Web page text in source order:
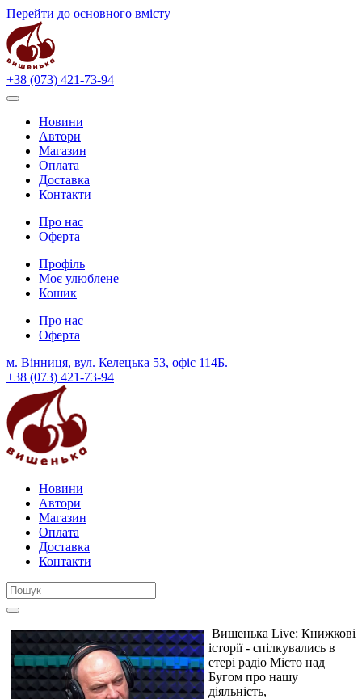
Перейти до основного вмісту
+38 (073) 421-73-94
Новини
Автори
Магазин
Оплата
Доставка
Контакти
Про нас
Оферта
Профіль
Моє улюблене
Кошик
Про нас
Оферта
м. Вінниця, вул. Келецька 53, офіс 114Б.
+38 (073) 421-73-94
Новини
Автори
Магазин
Оплата
Доставка
Контакти
Вишенька Live: Книжкові
історії - спілкувались в
етері радіо Місто над
Бугом про нашу
діяльність,